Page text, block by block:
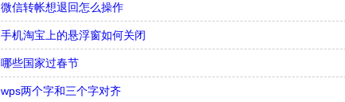
微信转帐想退回怎么操作
手机淘宝上的悬浮窗如何关闭
哪些国家过春节
wps两个字和三个字对齐